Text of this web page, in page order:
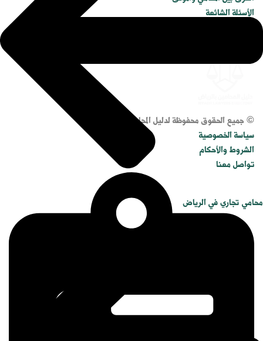
محامي تجاري في الرياض
الأسئلة الشائعة
© جميع الحقوق محفوظة لدليل المحامين بالرياض.
سياسة الخصوصية
الشروط والأحكام
تواصل معنا